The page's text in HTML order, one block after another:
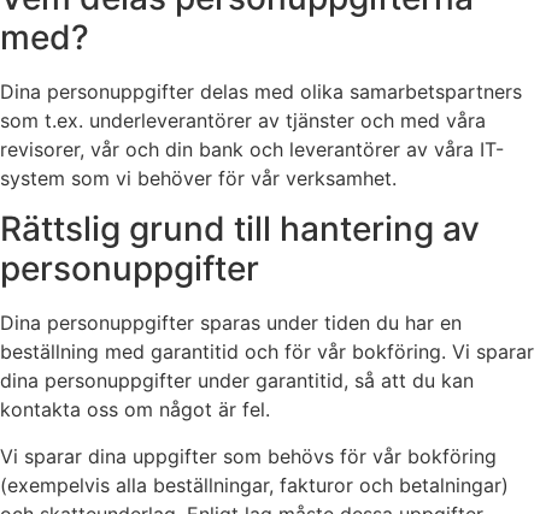
med?
Dina personuppgifter delas med olika samarbetspartners
som t.ex. underleverantörer av tjänster och med våra
revisorer, vår och din bank och leverantörer av våra IT-
system som vi behöver för vår verksamhet.
Rättslig grund till hantering av
personuppgifter
Dina personuppgifter sparas under tiden du har en
beställning med garantitid och för vår bokföring. Vi sparar
dina personuppgifter under garantitid, så att du kan
kontakta oss om något är fel.
Vi sparar dina uppgifter som behövs för vår bokföring
(exempelvis alla beställningar, fakturor och betalningar)